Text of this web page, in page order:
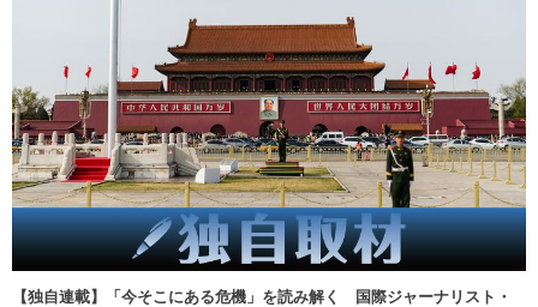
【独自連載】「今そこにある危機」を読み解く 国際ジャーナリスト・